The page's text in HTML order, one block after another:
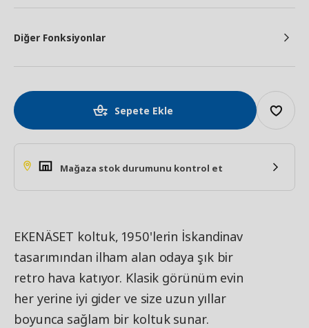
Diğer Fonksiyonlar
Sepete Ekle
Mağaza stok durumunu kontrol et
EKENÄSET koltuk, 1950'lerin İskandinav
tasarımından ilham alan odaya şık bir
retro hava katıyor. Klasik görünüm evin
her yerine iyi gider ve size uzun yıllar
boyunca sağlam bir koltuk sunar.